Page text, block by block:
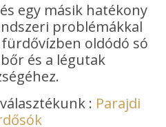
egy másik hatékony
problémákkal
oldódó só
és a légutak
: Parajdi